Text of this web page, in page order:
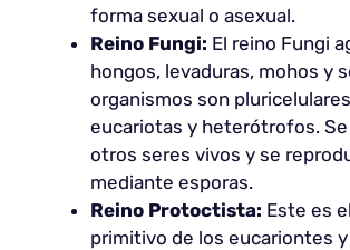
forma sexual o asexual.
Reino Fungi: El reino Fungi
hongos, levaduras, mohos y
organismos son
eucariotas y heterótrofos.
otros seres vivos y se
mediante esporas.
Reino Protoctista: Este es
primitivo de los eucariontes